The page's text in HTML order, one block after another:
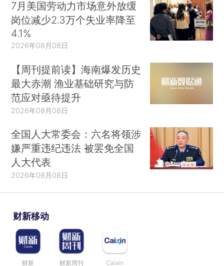
7月美国劳动力市场意外放缓
岗位减少2.3万个失业率降至
4.1%
2026年08月08日
【周刊提前读】海南爆发历史
最大赤潮 渔业基础研究与防
范应对亟待提升
2026年08月08日
全国人大常委会：六名将领涉
嫌严重违纪违法 被罢免全国
人大代表
2026年08月08日
财新移动
财新 财新周刊 Caixin